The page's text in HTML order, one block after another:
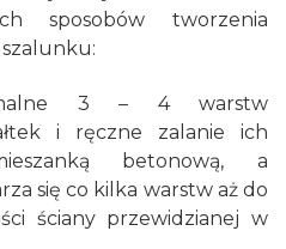
sposobów tworzenia
3 – 4 warstw
i ręczne zalanie ich
betonową, a
się co kilka warstw aż do
ściany przewidzianej w